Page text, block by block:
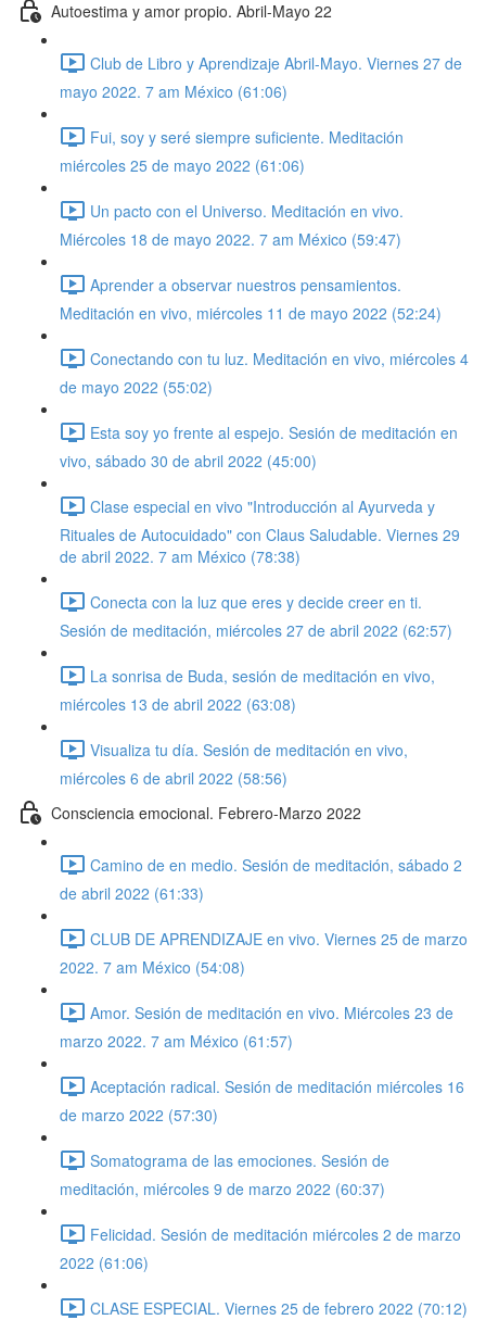
Autoestima y amor propio. Abril-Mayo 22
Club de Libro y Aprendizaje Abril-Mayo. Viernes 27 de
mayo 2022. 7 am México (61:06)
Fui, soy y seré siempre suficiente. Meditación
miércoles 25 de mayo 2022 (61:06)
Un pacto con el Universo. Meditación en vivo.
Miércoles 18 de mayo 2022. 7 am México (59:47)
Aprender a observar nuestros pensamientos.
Meditación en vivo, miércoles 11 de mayo 2022 (52:24)
Conectando con tu luz. Meditación en vivo, miércoles 4
de mayo 2022 (55:02)
Esta soy yo frente al espejo. Sesión de meditación en
vivo, sábado 30 de abril 2022 (45:00)
Clase especial en vivo "Introducción al Ayurveda y
Rituales de Autocuidado" con Claus Saludable. Viernes 29
de abril 2022. 7 am México (78:38)
Conecta con la luz que eres y decide creer en ti.
Sesión de meditación, miércoles 27 de abril 2022 (62:57)
La sonrisa de Buda, sesión de meditación en vivo,
miércoles 13 de abril 2022 (63:08)
Visualiza tu día. Sesión de meditación en vivo,
miércoles 6 de abril 2022 (58:56)
Consciencia emocional. Febrero-Marzo 2022
Camino de en medio. Sesión de meditación, sábado 2
de abril 2022 (61:33)
CLUB DE APRENDIZAJE en vivo. Viernes 25 de marzo
2022. 7 am México (54:08)
Amor. Sesión de meditación en vivo. Miércoles 23 de
marzo 2022. 7 am México (61:57)
Aceptación radical. Sesión de meditación miércoles 16
de marzo 2022 (57:30)
Somatograma de las emociones. Sesión de
meditación, miércoles 9 de marzo 2022 (60:37)
Felicidad. Sesión de meditación miércoles 2 de marzo
2022 (61:06)
CLASE ESPECIAL. Viernes 25 de febrero 2022 (70:12)